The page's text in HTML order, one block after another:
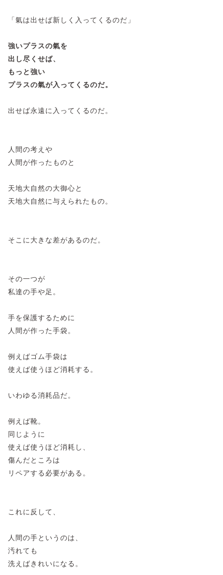
「氣は出せば新しく入ってくるのだ」
強いプラスの氣を
出し尽くせば、
もっと強い
プラスの氣が入ってくるのだ。
出せば永遠に入ってくるのだ。
人間の考えや
人間が作ったものと
天地大自然の大御心と
天地大自然に与えられたもの。
そこに大きな差があるのだ。
その一つが
私達の手や足。
手を保護するために
人間が作った手袋。
例えばゴム手袋は
使えば使うほど消耗する。
いわゆる消耗品だ。
例えば靴。
同じように
使えば使うほど消耗し、
傷んだところは
リペアする必要がある。
これに反して、
人間の手というのは、
汚れても
洗えばきれいになる。